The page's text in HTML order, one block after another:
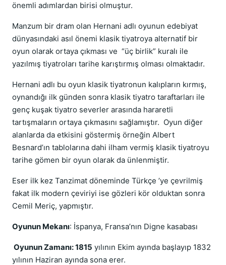
önemli adımlardan birisi olmuştur.
Manzum bir dram olan Hernani adlı oyunun edebiyat
dünyasındaki asıl önemi klasik tiyatroya alternatif bir
oyun olarak ortaya çıkması ve “üç birlik” kuralı ile
yazılmış tiyatroları tarihe karıştırmış olması olmaktadır.
Hernani adlı bu oyun klasik tiyatronun kalıpların kırmış,
oynandığı ilk günden sonra klasik tiyatro taraftarları ile
genç kuşak tiyatro severler arasında hararetli
tartışmaların ortaya çıkmasını sağlamıştır. Oyun diğer
alanlarda da etkisini göstermiş örneğin Albert
Besnard’ın tablolarına dahi ilham vermiş klasik tiyatroyu
tarihe gömen bir oyun olarak da ünlenmiştir.
Eser ilk kez Tanzimat döneminde Türkçe ’ye çevrilmiş
fakat ilk modern çeviriyi ise gözleri kör olduktan sonra
Cemil Meriç, yapmıştır.
Oyunun Mekanı: İspanya, Fransa’nın Digne kasabası
Oyunun Zamanı: 1815 yılının Ekim ayında başlayıp 1832
yılının Haziran ayında sona erer.